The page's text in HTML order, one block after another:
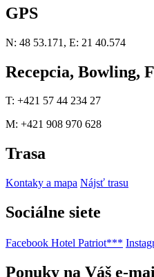
GPS
N: 48 53.171, E: 21 40.574
Recepcia, Bowling,
T: +421 57 44 234 27
M: +421 908 970 628
Trasa
Kontaky a mapa Nájsť trasu
Sociálne siete
Facebook Hotel Patriot***
Ponuky na Váš e-